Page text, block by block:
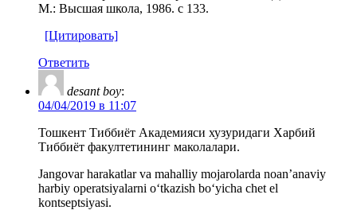
М.: Высшая школа, 1986. с 133.
[Цитировать]
Ответить
desant boy:
04/04/2019 в 11:07
Тошкент Тиббиёт Академияси хузуридаги Харбий
Тиббиёт факултетининг маколалари.
Jangovar harakatlar va mahalliy mojarolarda noan’anaviy
harbiy operatsiyalarni o‘tkazish bo‘yicha chet el
kontseptsiyasi.